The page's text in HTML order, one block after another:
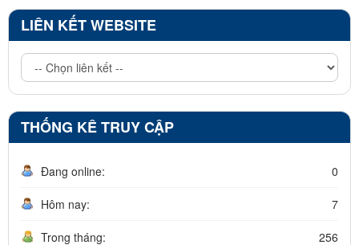
LIÊN KẾT WEBSITE
THỐNG KÊ TRUY CẬP
Đang online: 0
Hôm nay: 7
Trong tháng: 256